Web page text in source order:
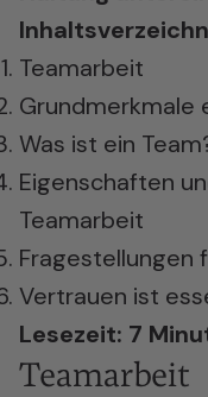
Teamarbeit
Grundmerkmale
Was ist ein
Eigenschaften
Teamarbeit
Fragestellungen
Vertrauen ist
Lesezeit: 7
Teamarbeit